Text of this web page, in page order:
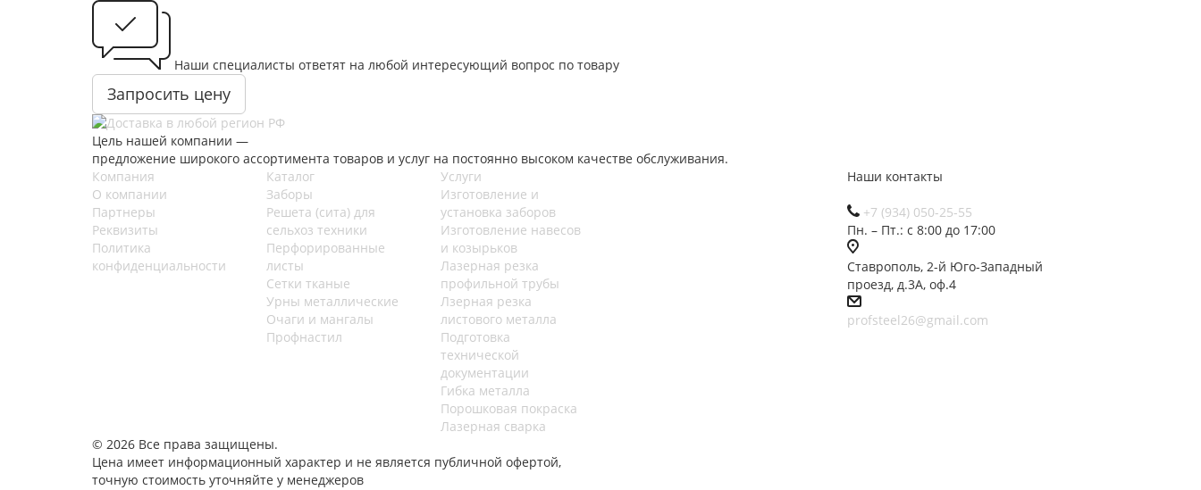
Наши специалисты ответят на любой интересующий вопрос по товару
Запросить цену
Цель нашей компании —
предложение широкого ассортимента товаров и услуг на постоянно высоком качестве обслуживания.
Компания
О компании
Партнеры
Реквизиты
Политика
конфиденциальности
Каталог
Заборы
Решета (сита) для
сельхоз техники
Перфорированные
листы
Сетки тканые
Урны металлические
Очаги и мангалы
Профнастил
Услуги
Изготовление и
установка заборов
Изготовление навесов
и козырьков
Лазерная резка
профильной трубы
Лзерная резка
листового металла
Подготовка
технической
документации
Гибка металла
Порошковая покраска
Лазерная сварка
Наши контакты
+7 (934) 050-25-55
Пн. – Пт.: с 8:00 до 17:00
Ставрополь, 2-й Юго-Западный
проезд, д.3А, оф.4
profsteel26@gmail.com
© 2026 Все права защищены.
Цена имеет информационный характер и не является публичной офертой,
точную стоимость уточняйте у менеджеров